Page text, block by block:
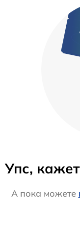
Упс,
А пока можете